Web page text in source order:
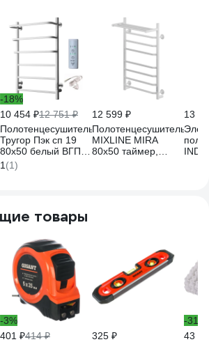
-18%
10 454 ₽12 751 ₽
Полотенцесушитель
Тругор Пэк сп 19
80x50 белый ВГП
00-00045103
1 (1)
12 599 ₽
Полотенцесушитель
MIXLINE MIRA
80x50 таймер,
13
товары
-3%
401 ₽414 ₽
325 ₽
-31%
43 ₽